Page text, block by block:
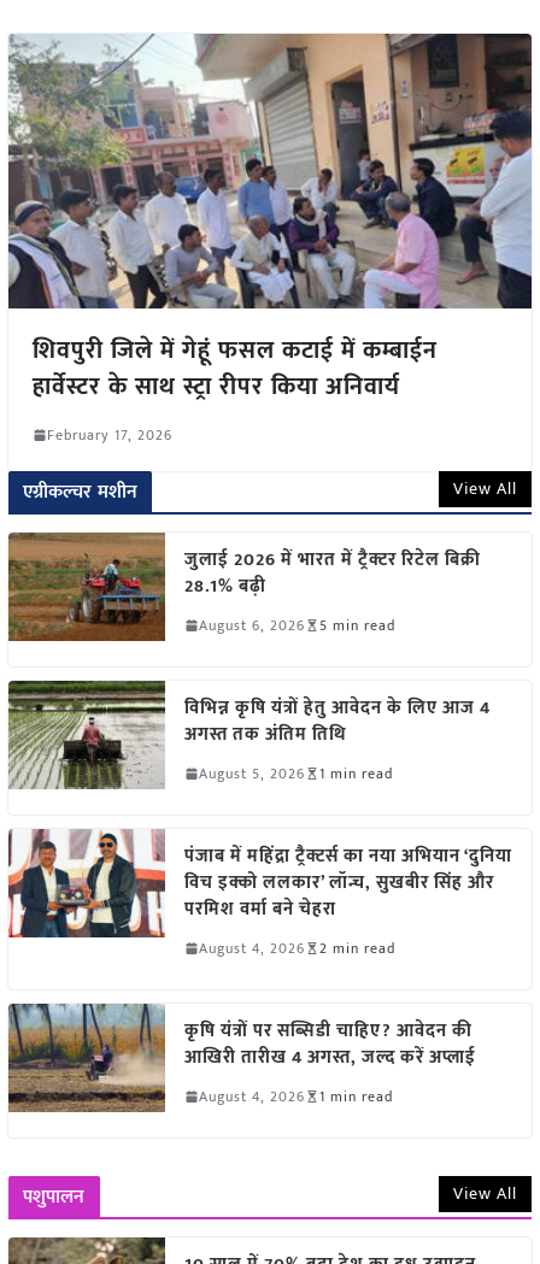
शिवपुरी जिले में गेहूं फसल कटाई में कम्बाईन
हार्वेस्टर के साथ स्ट्रा रीपर किया अनिवार्य
February 17, 2026
एग्रीकल्चर मशीन View All
जुलाई 2026 में भारत में ट्रैक्टर रिटेल बिक्री
28.1% बढ़ी
August 6, 2026 5 min read
विभिन्न कृषि यंत्रों हेतु आवेदन के लिए आज 4
अगस्त तक अंतिम तिथि
August 5, 2026 1 min read
पंजाब में महिंद्रा ट्रैक्टर्स का नया अभियान ‘दुनिया
विच इक्को ललकार’ लॉन्च, सुखबीर सिंह और
परमिश वर्मा बने चेहरा
August 4, 2026 2 min read
कृषि यंत्रों पर सब्सिडी चाहिए? आवेदन की
आखिरी तारीख 4 अगस्त, जल्द करें अप्लाई
August 4, 2026 1 min read
पशुपालन View All